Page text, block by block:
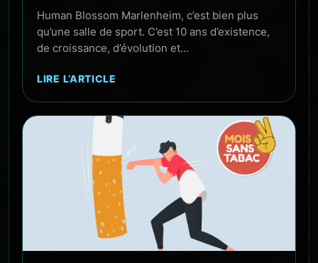
Human Blossom Marlenheim, c’est bien plus
qu’une salle de sport. C’est 10 ans d’existence,
de croissance, d’évolution et…
LIRE L’ARTICLE